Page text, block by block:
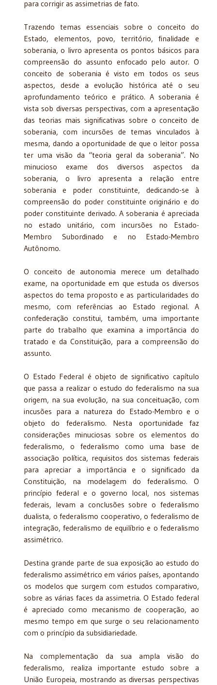
para corrigir as assimetrias de fato.
Trazendo temas essenciais sobre o conceito do
Estado, elementos, povo, território, finalidade e
soberania, o livro apresenta os pontos básicos para
compreensão do assunto en­focado pelo autor. O
conceito de soberania é visto em todos os seus
aspectos, desde a evolu­ção histórica até o seu
aprofundamento teórico e prático. A soberania é
vista sob diversas perspectivas, com a apresentação
das teorias mais significativas sobre o conceito de
sobera­nia, com incursões de temas vinculados à
mesma, dando a oportunidade de que o leitor pos­sa
ter uma visão da “teoria geral da soberania”. No
minucioso exame dos diversos aspectos da
soberania, o livro apresenta a relação entre
soberania e poder constituinte, dedicando-se à
compreensão do poder constituinte originário e do
poder constituinte derivado. A sobera­nia é apreciada
no estado unitário, com incursões no Estado-
Membro Subordinado e no Estado-Membro
Autônomo.
O conceito de autonomia merece um detalhado
exame, na oportunidade em que estu­da os diversos
aspectos do tema proposto e as particularidades do
mesmo, com referências ao Estado regional. A
confederação constitui, também, uma importante
parte do trabalho que examina a importância do
tratado e da Constituição, para a compreensão do
assunto.
O Estado Federal é objeto de significativo capítulo
que passa a realizar o estudo do federalismo na sua
origem, na sua evolução, na sua conceituação, com
incusões para a natu­reza do Estado-Membro e o
objeto do federalismo. Nesta oportunidade faz
considerações minuciosas sobre os elementos do
federalismo, o federalismo como uma base de
associação política, requisitos dos sistemas federais
para apreciar a importância e o significado da
Constituição, na modelagem do federalismo. O
princípio federal e o governo local, nos sis­temas
federais, levam a conclusões sobre o federalismo
dualista, o federalismo cooperativo, o federalismo de
integração, federalismo de equilíbrio e o federalismo
assimétrico.
Destina grande parte de sua exposição ao estudo do
federalismo assimétrico em vários países, apontando
os modelos que surgem com estudos comparativo,
sobre as várias faces da assimetria. O Estado federal
é apreciado como mecanismo de cooperação, ao
mesmo tempo em que surge o seu relacionamento
com o princípio da subsidiariedade.
Na complementação da sua ampla visão do
federalismo, realiza importante estudo sobre a
União Europeia, mostrando as diversas perspectivas